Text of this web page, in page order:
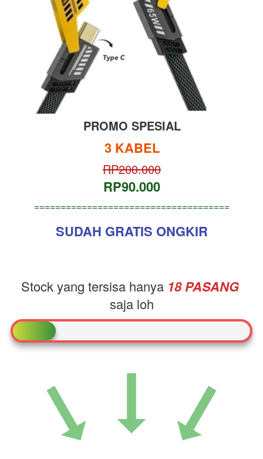
PROMO SPESIAL
3 KABEL
RP200.000
RP90.000
=====================================
SUDAH GRATIS ONGKIR
Stock yang tersisa hanya 18
saja loh